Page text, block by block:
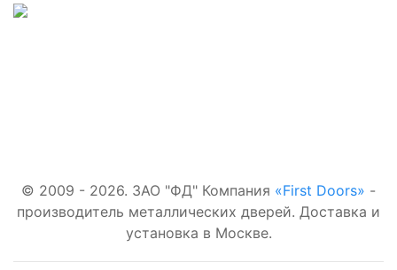
© 2009 - 2026. ЗАО "ФД" Компания «First Doors» -
производитель металлических дверей. Доставка и
установка в Москве.